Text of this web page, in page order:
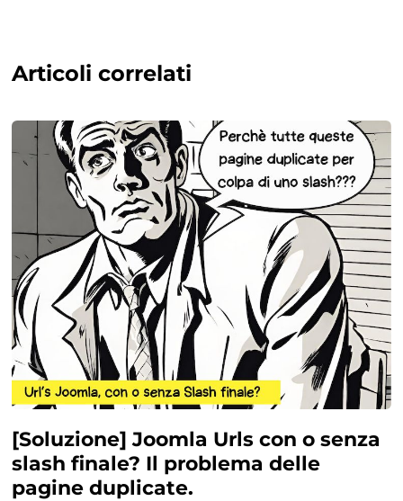
Articoli correlati
[Soluzione] Joomla Urls con o senza
slash finale? Il problema delle
pagine duplicate.